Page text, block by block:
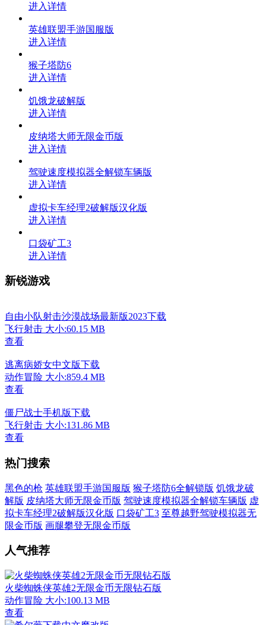
进入详情
英雄联盟手游国服版
进入详情
猴子塔防6
进入详情
饥饿龙破解版
进入详情
皮纳塔大师无限金币版
进入详情
驾驶速度模拟器全解锁车辆版
进入详情
虚拟卡车经理2破解版汉化版
进入详情
口袋矿工3
进入详情
新锐游戏
自由小队射击沙漠战场最新版2023下载
飞行射击 大小:60.15 MB
查看
逃离病娇女中文版下载
动作冒险 大小:859.4 MB
查看
僵尸战士手机版下载
飞行射击 大小:131.86 MB
查看
热门搜索
黑色的枪 英雄联盟手游国服版 猴子塔防6全解锁版 饥饿龙破
解版 皮纳塔大师无限金币版 驾驶速度模拟器全解锁车辆版 虚
拟卡车经理2破解版汉化版 口袋矿工3 至尊越野驾驶模拟器无
限金币版 画腿攀登无限金币版
人气推荐
火柴蜘蛛侠英雄2无限金币无限钻石版
动作冒险 大小:100.13 MB
查看